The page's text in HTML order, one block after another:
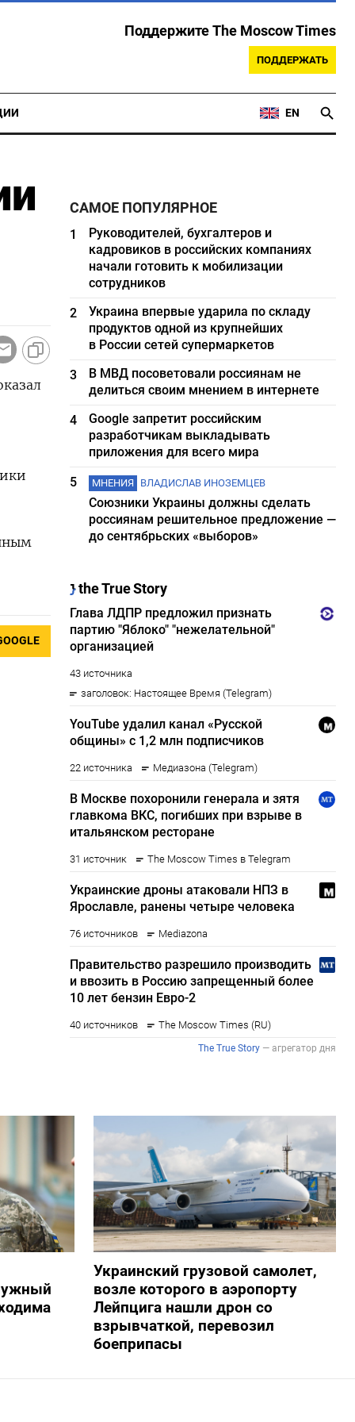
Поддержите The Moscow Times
ПОДДЕРЖАТЬ
EN
САМОЕ ПОПУЛЯРНОЕ
1
Руководителей, бухгалтеров и
кадровиков в российских компаниях
начали готовить к мобилизации
сотрудников
2
Украина впервые ударила по складу
продуктов одной из крупнейших
в России сетей супермаркетов
3
В МВД посоветовали россиянам не
делиться своим мнением в интернете
4
Google запретит российским
разработчикам выкладывать
приложения для всего мира
5
МНЕНИЯ ВЛАДИСЛАВ ИНОЗЕМЦЕВ
Союзники Украины должны сделать
россиянам решительное предложение —
до сентябрьских «выборов»
Украинский грузовой самолет,
возле которого в аэропорту
Лейпцига нашли дрон со
взрывчаткой, перевозил
боеприпасы